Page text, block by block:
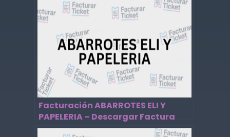
Facturación ABARROTES ELI Y
PAPELERIA – Descargar Factura